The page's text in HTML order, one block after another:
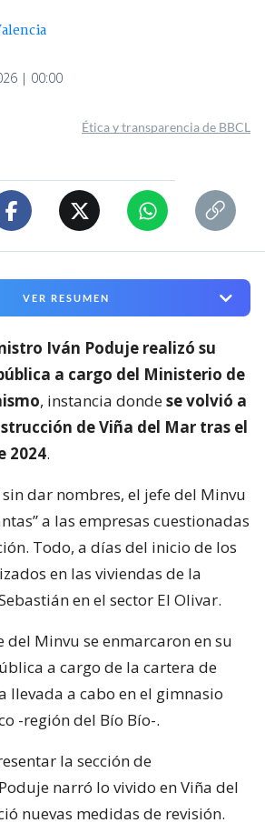
| 00:00
Ética y transparencia de BBCL
VER RESUMEN
Iván Poduje realizó su
a cargo del Ministerio de
, instancia dondese volvió a
de Viña del Mar tras el
2024.
sin dar nombres, el jefe del Minvu
a las empresas cuestionadas
Todo, a días del inicio de los
en las viviendas de la
en el sector El Olivar.
del Minvu se enmarcaron en su
a cargo de la cartera de
llevada a cabo en el gimnasio
-región del Bío Bío-.
la sección de
narró lo vivido en Viña del
nuevas medidas de revisión.